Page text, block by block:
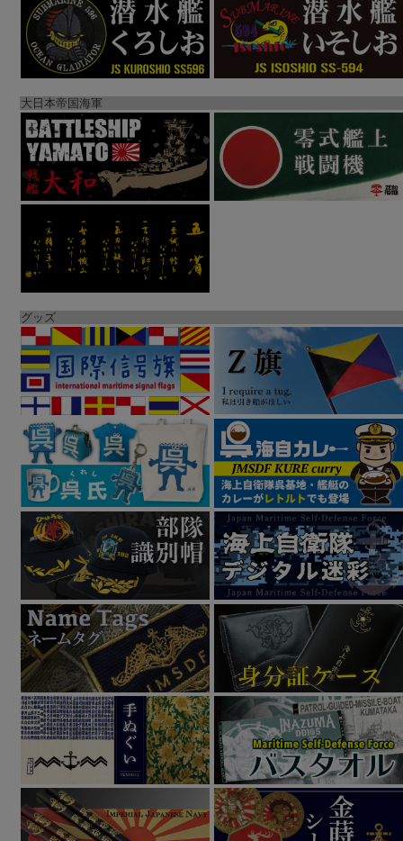
大日本帝国海軍
グッズ